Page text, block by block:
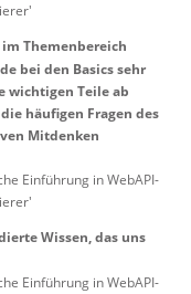
Themenbereich
bei den Basics sehr
wichtigen Teile ab
häufigen Fragen des
Mitdenken
Einführung in WebAPI-
Wissen, das uns
Einführung in WebAPI-